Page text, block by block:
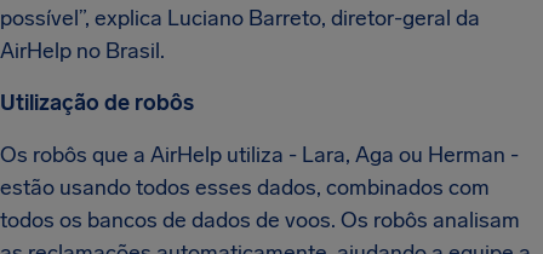
possível”, explica Luciano Barreto, diretor-geral da
AirHelp no Brasil.
Utilização de robôs
Os robôs que a AirHelp utiliza - Lara, Aga ou Herman -
estão usando todos esses dados, combinados com
todos os bancos de dados de voos. Os robôs analisam